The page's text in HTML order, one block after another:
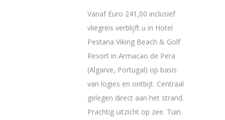
Vanaf Euro 241,00 inclusief
vliegreis verblijft u in Hotel
Pestana Viking Beach & Golf
Resort in Armacao de Pera
(Algarve, Portugal) op basis
van logies en ontbijt. Centraal
gelegen direct aan het strand.
Prachtig uitzicht op zee. Tuin